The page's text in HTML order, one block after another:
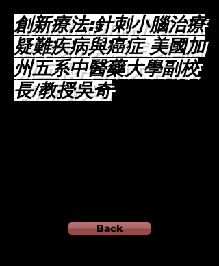
創新療法:針刺小腦治療
疑難疾病與癌症 美國加
州五系中醫藥大學副校
長/教授吳奇
Back